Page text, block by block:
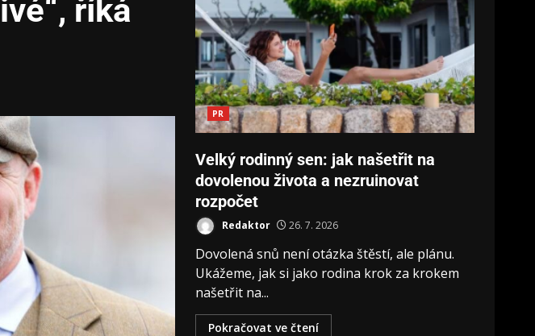
říká
PR
Velký rodinný sen: jak našetřit na
dovolenou života a nezruinovat
rozpočet
Redaktor 26. 7. 2026
Dovolená snů není otázka štěstí, ale plánu.
Ukážeme, jak si jako rodina krok za krokem
našetřit na...
Pokračovat ve čtení